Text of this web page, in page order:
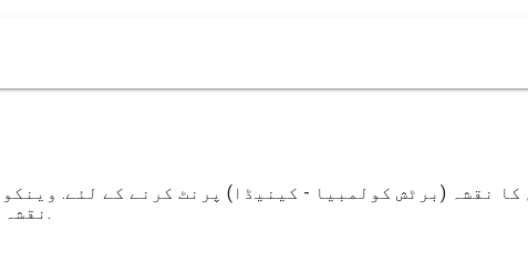
نقشہ (برٹش کولمبیا - کینیڈا) کے لئے ڈاؤن لوڈ ، اتارنا.